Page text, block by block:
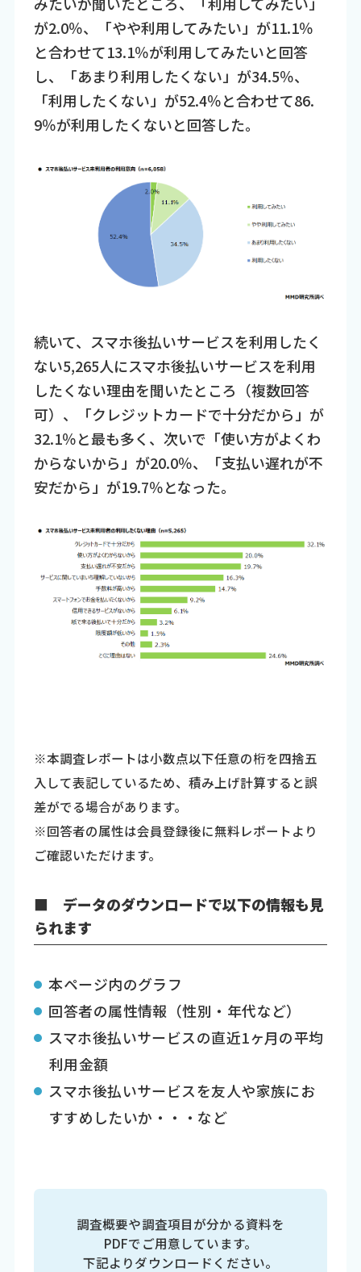
が2.0％、「やや利用してみたい」が11.1％
と合わせて13.1％が利用してみたいと回答
し、「あまり利用したくない」が34.5％、
「利用したくない」が52.4％と合わせて86.
9％が利用したくないと回答した。
続いて、スマホ後払いサービスを利用したく
ない5,265人にスマホ後払いサービスを利用
したくない理由を聞いたところ（複数回答
可）、「クレジットカードで十分だから」が
32.1％と最も多く、次いで「使い方がよくわ
からないから」が20.0％、「支払い遅れが不
安だから」が19.7％となった。
※本調査レポートは小数点以下任意の桁を四捨五
入して表記しているため、積み上げ計算すると誤
差がでる場合があります。
※回答者の属性は会員登録後に無料レポートより
ご確認いただけます。
■ データのダウンロードで以下の情報も見
られます
本ページ内のグラフ
回答者の属性情報（性別・年代など）
スマホ後払いサービスの直近1ヶ月の平均
利用金額
スマホ後払いサービスを友人や家族にお
すすめしたいか・・・など
調査概要や調査項目が分かる資料を
PDFでご用意しています。
下記よりダウンロードください。